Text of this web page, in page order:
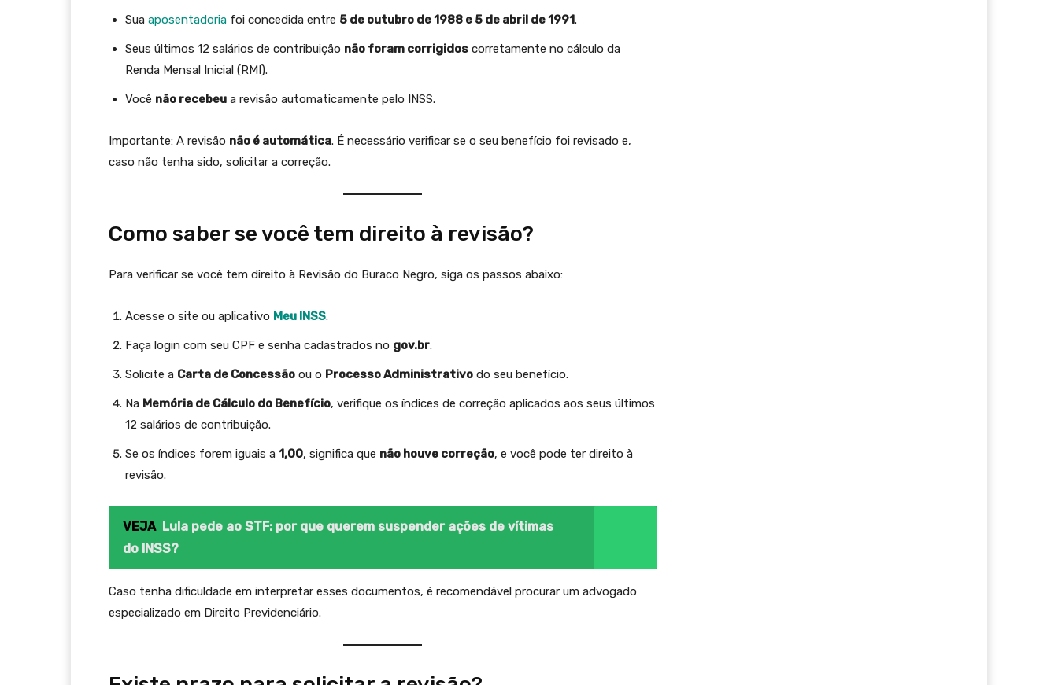
Sua aposentadoria foi concedida entre 5 de outubro de 1988 e 5 de abril de 1991.
Seus últimos 12 salários de contribuição não foram corrigidos corretamente no cálculo da
Renda Mensal Inicial (RMI).
Você não recebeu a revisão automaticamente pelo INSS.
Importante: A revisão não é automática. É necessário verificar se o seu benefício foi revisado e,
caso não tenha sido, solicitar a correção.
Como saber se você tem direito à revisão?
Para verificar se você tem direito à Revisão do Buraco Negro, siga os passos abaixo:
Acesse o site ou aplicativo Meu INSS.
Faça login com seu CPF e senha cadastrados no gov.br.
Solicite a Carta de Concessão ou o Processo Administrativo do seu benefício.
Na Memória de Cálculo do Benefício, verifique os índices de correção aplicados aos seus últimos
12 salários de contribuição.
Se os índices forem iguais a 1,00, significa que não houve correção, e você pode ter direito à
revisão.
VEJA Lula pede ao STF: por que querem suspender ações de vítimas
do INSS?
Caso tenha dificuldade em interpretar esses documentos, é recomendável procurar um advogado
especializado em Direito Previdenciário.